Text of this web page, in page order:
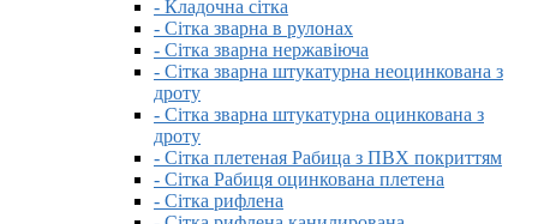
- Кладочна сітка
- Сітка зварна в рулонах
- Сітка зварна нержавіюча
- Сітка зварна штукатурна неоцинкована з
дроту
- Сітка зварна штукатурна оцинкована з
дроту
- Сітка плетеная Рабица з ПВХ покриттям
- Сітка Рабиця оцинкована плетена
- Сітка рифлена